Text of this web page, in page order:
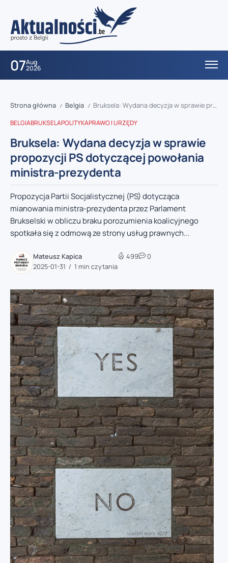
07Aug
2026
Strona główna / Belgia / Bruksela: Wydana decyzja w sprawie propozycji PS dotyczącej powołania ministra-prezydenta
BELGIABRUKSELAPOLITYKAPRAWO I URZĘDY
Bruksela: Wydana decyzja w sprawie
propozycji PS dotyczącej powołania
ministra-prezydenta
Propozycja Partii Socjalistycznej (PS) dotycząca
mianowania ministra-prezydenta przez Parlament
Brukselski w obliczu braku porozumienia koalicyjnego
spotkała się z odmową ze strony usług prawnych...
Mateusz Kapica
2025-01-31
1 min czytania
499 0